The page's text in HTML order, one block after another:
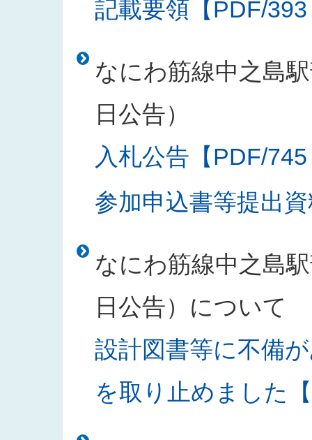
記載要領【PDF/
なにわ筋線中之島
日公告）
入札公告【PDF/
参加申込書等提出
なにわ筋線中之島
日公告）について
設計図書等に不備
を取り止めました